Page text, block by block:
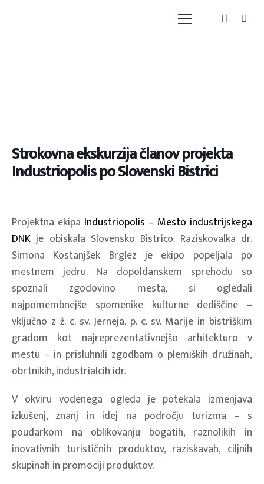
Strokovna ekskurzija članov projekta
Industriopolis po Slovenski Bistrici
Projektna ekipa Industriopolis – Mesto industrijskega
DNK je obiskala Slovensko Bistrico. Raziskovalka dr.
Simona Kostanjšek Brglez je ekipo popeljala po
mestnem jedru. Na dopoldanskem sprehodu so
spoznali zgodovino mesta, si ogledali
najpomembnejše spomenike kulturne dediščine –
vključno z ž. c. sv. Jerneja, p. c. sv. Marije in bistriškim
gradom kot najreprezentativnejšo arhitekturo v
mestu – in prisluhnili zgodbam o plemiških družinah,
obrtnikih, industrialcih idr.
V okviru vodenega ogleda je potekala izmenjava
izkušenj, znanj in idej na področju turizma – s
poudarkom na oblikovanju bogatih, raznolikih in
inovativnih turističnih produktov, raziskavah, ciljnih
skupinah in promociji produktov.